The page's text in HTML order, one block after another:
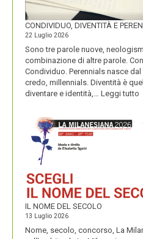
CONDIVIDUO, DIVENTITÀ E
22 Luglio 2026
Sono tre parole nuove,
combinazione di altre parole.
Condividuo. Perennials nasce
credo, millennials. Diventità è
diventare e identità,… Leggi tutto
E
IL NOME DEL SECOLO
13 Luglio 2026
Nome, secolo, concorso, La